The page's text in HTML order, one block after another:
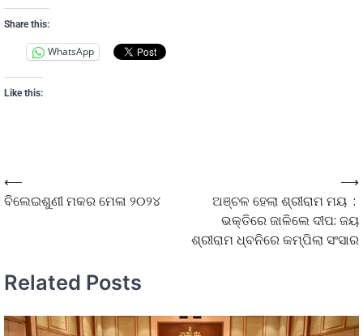
Share this:
WhatsApp
Like this:
⟵
ବିଲେଇଶୁଣୀ ମକର ମେଳା ୨୦୨୪
ଅଞ୍ଚଳ ହେଲା ଶ୍ରୀରାମ ମୟ :
ଭକ୍ତିରେ ଜାଳିଲେ ଦୀପ: ଜୟ
ଶ୍ରୀରାମ ଧ୍ବନିରେ କମ୍ପିଲା ସଂସାର
⟶
Related Posts